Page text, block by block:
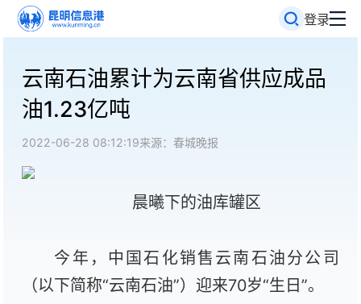
登录
云南石油累计为云南省供应成品
油1.23亿吨
2022-06-28 08:12:19来源：春城晚报
晨曦下的油库罐区
今年，中国石化销售云南石油分公司
（以下简称“云南石油”）迎来70岁“生日”。